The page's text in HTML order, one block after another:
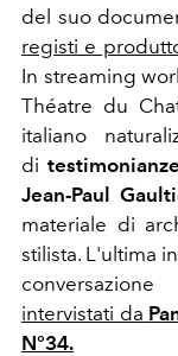
del suo
registi e
In streaming
Théatre du
italiano
di
Jean-Paul
materiale di
stilista. L'ultima
conversazione
intervistati da
N°34.